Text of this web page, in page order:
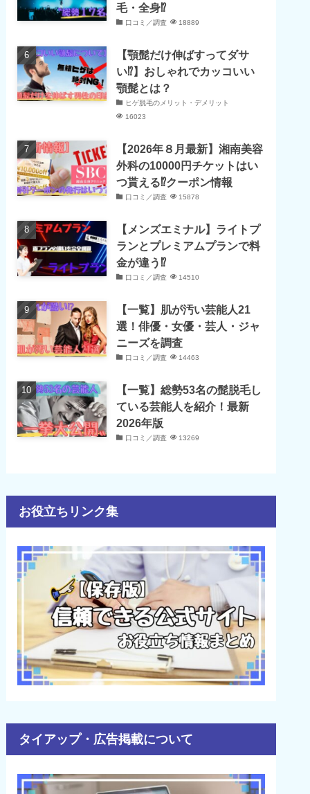
毛・全身⁉
口コミ／調査 18889
【顎髭だけ伸ばすってダサ
い⁉】おしゃれでカッコいい
顎髭とは？
ヒゲ脱毛のメリット・デメリット
16023
【2026年８月最新】湘南美容
外科の10000円チケットはい
つ貰える⁉クーポン情報
口コミ／調査 15878
【メンズエミナル】ライトプ
ランとプレミアムプランで料
金が違う⁉
口コミ／調査 14510
【一覧】肌が汚い芸能人21
選！俳優・女優・芸人・ジャ
ニーズを調査
口コミ／調査 14463
【一覧】総勢53名の髭脱毛し
ている芸能人を紹介！最新
2026年版
口コミ／調査 13269
お役立ちリンク集
タイアップ・広告掲載について